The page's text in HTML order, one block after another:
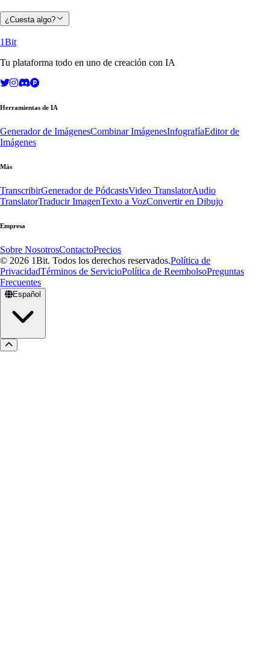
¿Cuesta algo?
1Bit
Tu plataforma todo en uno de creación con IA
Herramientas de IA
Generador de ImágenesCombinar ImágenesInfografíaEditor de
Imágenes
Más
TranscribirGenerador de PódcastsVideo TranslatorAudio
TranslatorTraducir ImagenTexto a VozConvertir en Dibujo
Empresa
Sobre NosotrosContactoPrecios
© 2026 1Bit. Todos los derechos reservados.Política de
PrivacidadTérminos de ServicioPolítica de ReembolsoPreguntas
Frecuentes
Español